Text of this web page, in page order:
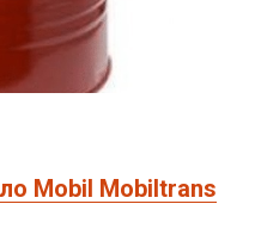
Mobil Mobiltrans